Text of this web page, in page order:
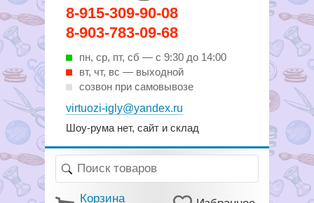
8-915-309-90-08
8-903-783-09-68
пн, ср, пт, cб — с 9:30 до 14:00
вт, чт, вс — выходной
созвон при самовывозе
virtuozi-igly@yandex.ru
Шоу-рума нет, сайт и склад
Вирутозы иглы. Товары для
шитья и рукоделья
Корзина